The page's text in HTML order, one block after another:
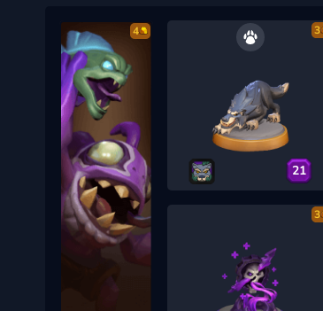
4 3
21
3